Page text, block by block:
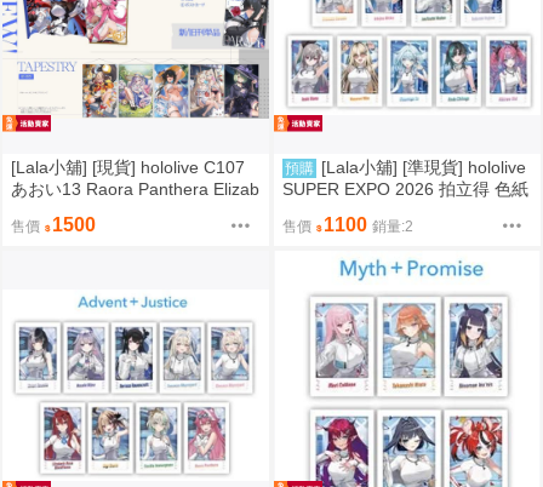
[Lala小舖] [現貨] hololive C107
あおい13 Raora Panthera Elizab
色紙
售價 1500
預購 [Lala小舖] [準現貨] hololive
SUPER EXPO 2026 拍立得 色紙
華 儒烏風亭螺鈿 轟一 響咲莉歐
娜 虎金妃笑虎 水宮樞 輪堂千速
綺綺羅羅薇薇 regloss flowglow
小雞 社長 拉電 番長 ViVi
售價 1100 銷量:2